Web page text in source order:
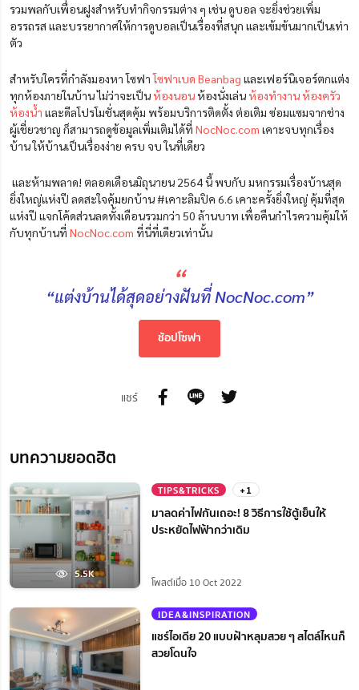
รวมพลกับเพื่อนฝูงสำหรับทำกิจกรรมต่าง ๆ เช่น ดูบอล จะยิ่งช่วยเพิ่ม
อรรถรส และบรรยากาศให้การดูบอลเป็นเรื่องที่สนุก และเข้มข้นมากเป็นเท่า
ตัว
สำหรับใครที่กำลังมองหา โซฟาโซฟาเบด Beanbag และเฟอร์นิเจอร์ตกแต่ง
ทุกห้องภายในบ้าน ไม่ว่าจะเป็น ห้องนอนห้องนั่งเล่น ห้องทำงาน ห้องครัว
ห้องน้ำ และดีลโปรโมชั่นสุดคุ้ม พร้อมบริการติดตั้ง ต่อเติม ซ่อมแซมจากช่าง
ผู้เชี่ยวชาญ ก็สามารถดูข้อมูลเพิ่มเติมได้ที่ NocNoc.com เคาะจบทุกเรื่อง
บ้าน ให้บ้านเป็นเรื่องง่าย ครบ จบ ในที่เดียว
และห้ามพลาด! ตลอดเดือนมิถุนายน 2564 นี้ พบกับ มหกรรมเรื่องบ้านสุด
ยิ่งใหญ่แห่งปี ลดสะใจคุ้มยกบ้าน #เคาะลิมปิค 6.6 เคาะครั้งยิ่งใหญ่ คุ้มที่สุด
แห่งปี แจกโค้ดส่วนลดทั้งเดือนรวมกว่า 50 ล้านบาท เพื่อคืนกำไรความคุ้มให้
กับทุกบ้านที่ NocNoc.com ที่นี่ที่เดียวเท่านั้น
“
“แต่งบ้านได้สุดอย่างฝันที่ NocNoc.com”
ช้อปโซฟา
แชร์
บทความยอดฮิต
5.5K
TIPS&TRICKS +1
มาลดค่าไฟกันเถอะ! 8 วิธีการใช้ตู้เย็นให้
ประหยัดไฟฟ้ากว่าเดิม
โพสต์เมื่อ 10 Oct 2022
IDEA&INSPIRATION
แชร์ไอเดีย 20 แบบฝ้าหลุมสวย ๆ สไตล์ไหนก็
สวยโดนใจ